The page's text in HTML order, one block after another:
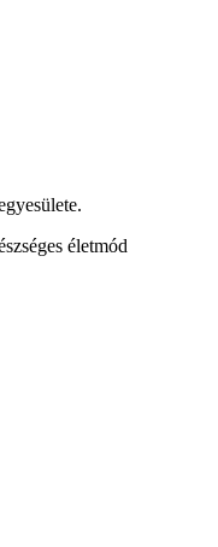
életmód